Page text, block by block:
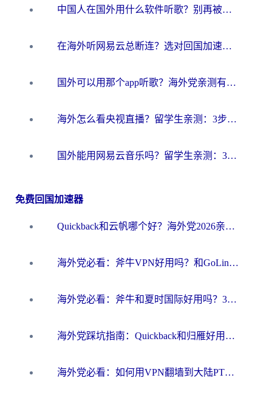
中国人在国外用什么软件听歌？别再被地域限制卡脖子，这篇教你轻松解锁国内音乐库
在海外听网易云总断连？选对回国加速器，告别地区限制和卡顿
国外可以用那个app听歌？海外党亲测有效的回国加速方案，轻松听国内音乐听书
海外怎么看央视直播？留学生亲测：3步解决版权限制+追剧自由
国外能用网易云音乐吗？留学生亲测：3步解决海外听歌难题
免费回国加速器
Quickback和云帆哪个好？海外党2026亲测指南：选对加速器大陆工具，无缝刷国内剧玩国服
海外党必看：斧牛VPN好用吗？和GoLinkVPN对比哪个回国效果更好？
海外党必看：斧牛和夏时国际好用吗？3步选对回国加速器，无缝刷国内资源
海外党踩坑指南：Quickback和归雁好用吗？选对加速器才能无缝刷国内资源
海外党必看：如何用VPN翻墙到大陆PTT？一篇解决你所有回国加速痛点